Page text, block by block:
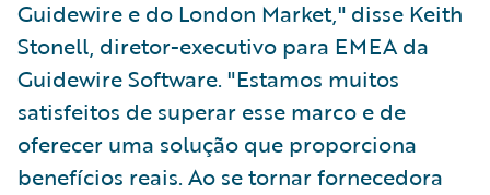
Guidewire e do London Market," disse Keith
Stonell, diretor-executivo para EMEA da
Guidewire Software. "Estamos muitos
satisfeitos de superar esse marco e de
oferecer uma solução que proporciona
benefícios reais. Ao se tornar fornecedora